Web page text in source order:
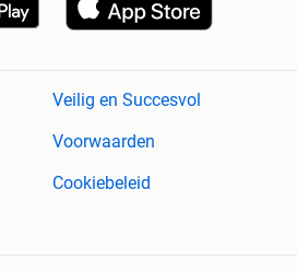
Veilig en Succesvol
Voorwaarden
Cookiebeleid